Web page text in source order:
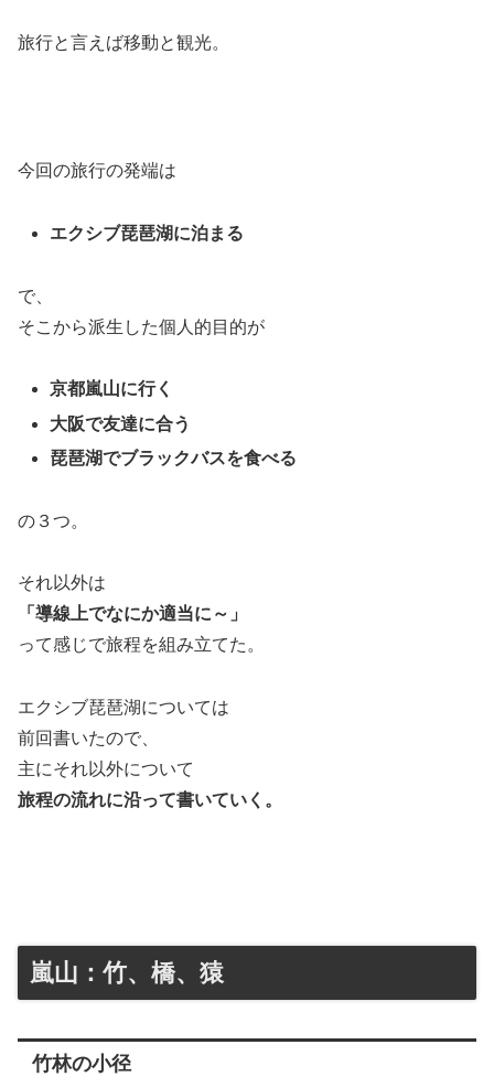
旅行と言えば移動と観光。
今回の旅行の発端は
エクシブ琵琶湖に泊まる
で、
そこから派生した個人的目的が
京都嵐山に行く
大阪で友達に合う
琵琶湖でブラックバスを食べる
の３つ。
それ以外は
「導線上でなにか適当に～」
って感じで旅程を組み立てた。
エクシブ琵琶湖については
前回書いたので、
主にそれ以外について
旅程の流れに沿って書いていく。
嵐山：竹、橋、猿
竹林の小径